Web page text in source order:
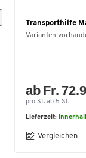
Transporthilfe
Varianten
ab Fr.
pro St. ab 5 St.
Lieferzeit:
Vergleichen